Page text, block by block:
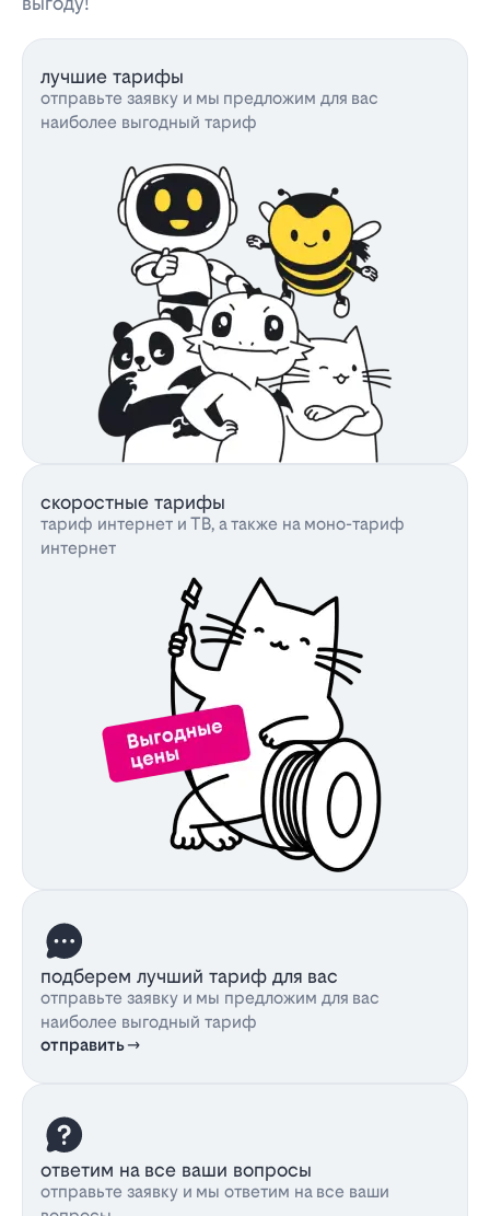
лучшие тарифы
отправьте заявку и мы предложим для вас
наиболее выгодный тариф
скоростные тарифы
тариф интернет и ТВ, а также на моно-тариф
интернет
подберем лучший тариф для вас
отправьте заявку и мы предложим для вас
наиболее выгодный тариф
отправить
ответим на все ваши вопросы
отправьте заявку и мы ответим на все ваши